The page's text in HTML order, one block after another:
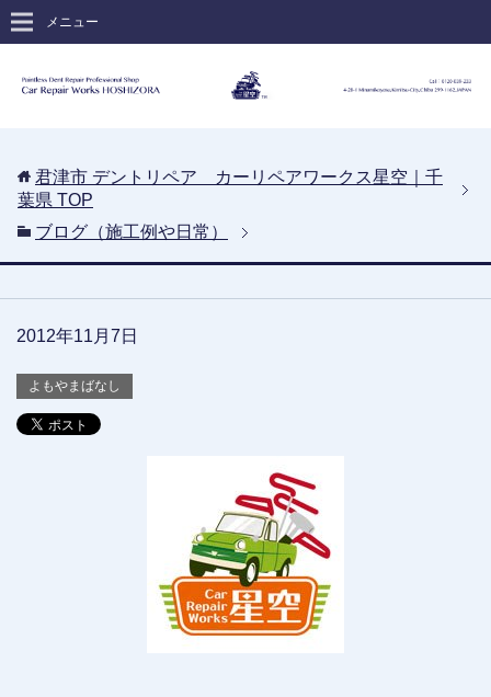
メニュー
君津市 デントリペア カーリペアワークス星空｜千
葉県 TOP
ブログ（施工例や日常）
2012年11月7日
よもやまばなし